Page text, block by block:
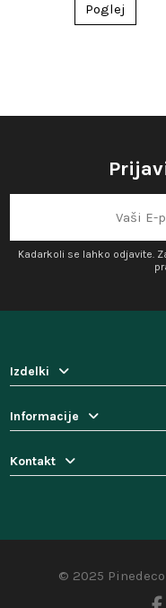
Poglej
Kadarkoli se lahko odjavite.
Izdelki
Informacije
Kontakt
© 2025